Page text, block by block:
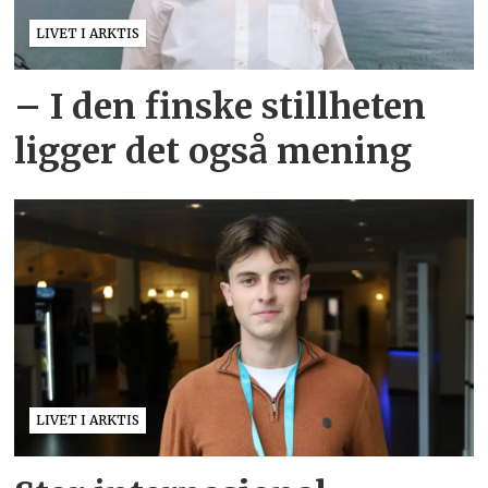
LIVET I ARKTIS
– I den finske stillheten
ligger det også mening
LIVET I ARKTIS